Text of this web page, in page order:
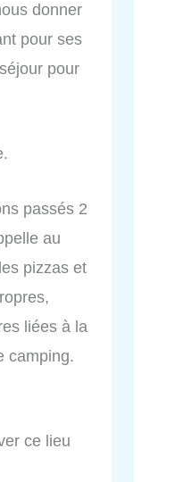
donner
pour ses
pour
passés 2
au
pizzas et
liées à la
camping.
ce lieu